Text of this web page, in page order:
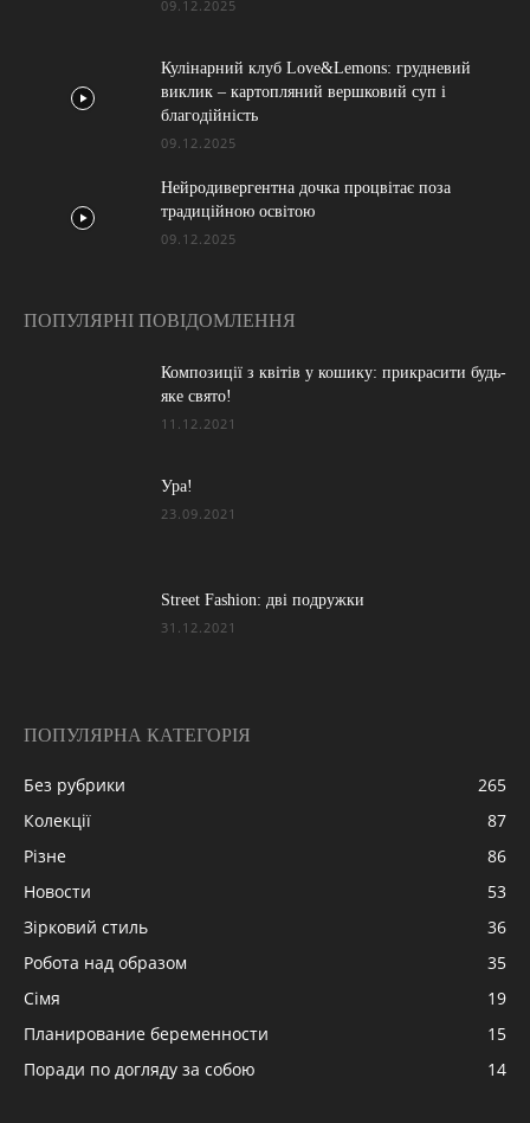
09.12.2025
Кулінарний клуб Love&Lemons: грудневий
виклик – картопляний вершковий суп і
благодійність
09.12.2025
Нейродивергентна дочка процвітає поза
традиційною освітою
09.12.2025
ПОПУЛЯРНІ ПОВІДОМЛЕННЯ
Композиції з квітів у кошику: прикрасити будь-
яке свято!
11.12.2021
Ура!
23.09.2021
Street Fashion: дві подружки
31.12.2021
ПОПУЛЯРНА КАТЕГОРІЯ
Без рубрики
265
Колекції
87
Різне
86
Новости
53
Зірковий стиль
36
Робота над образом
35
Сімя
19
Планирование беременности
15
Поради по догляду за собою
14